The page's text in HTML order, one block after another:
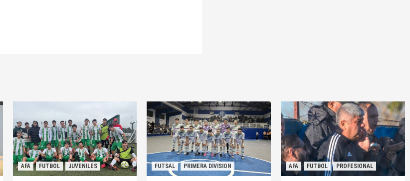
AFA FUTBOL JUVENILES FUTSAL PRIMERA DIVISION AFA FUTBOL PROFESIONAL